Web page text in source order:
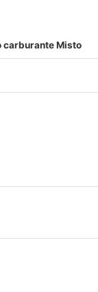
carburante Misto